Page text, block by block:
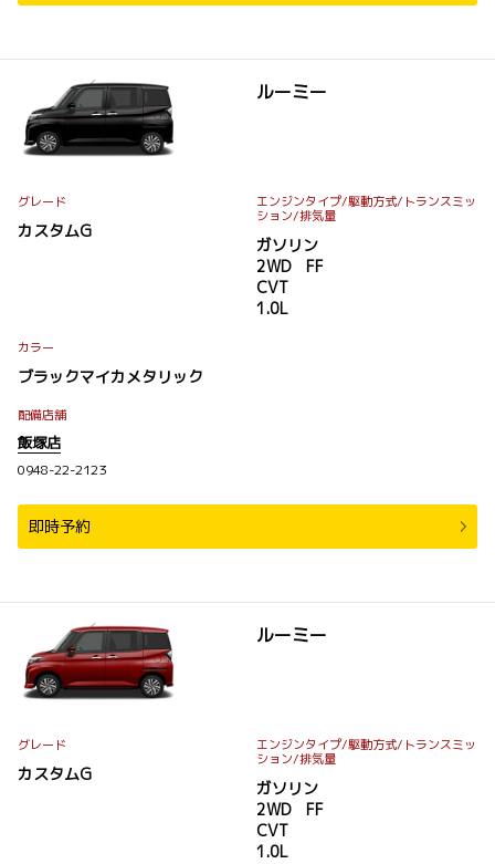
ルーミー
グレード
カスタムG
エンジンタイプ/駆動方式/ トランスミッ
ション/排気量
ガソリン
2WD FF
CVT
1.0L
カラー
ブラックマイカメタリック
配備店舗
飯塚店
0948-22-2123
即時予約
ルーミー
グレード
カスタムG
エンジンタイプ/駆動方式/ トランスミッ
ション/排気量
ガソリン
2WD FF
CVT
1.0L